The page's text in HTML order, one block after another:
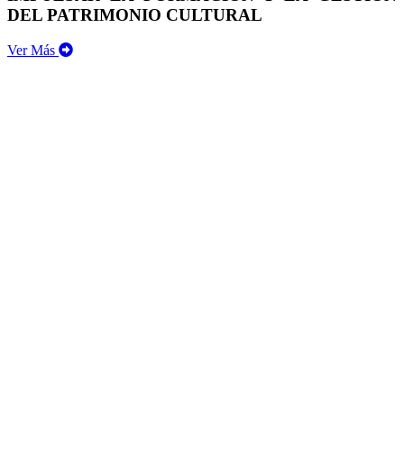
DEL PATRIMONIO CULTURAL
Ver Más